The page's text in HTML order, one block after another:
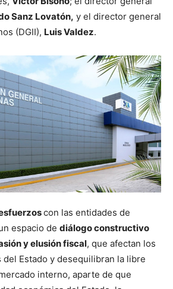
Sanz Lovatón, y el director general
(DGII), Luis Valdez.
con las entidades de
espacio de diálogo constructivo
y elusión fiscal, que afectan los
Estado y desequilibran la libre
interno, aparte de que